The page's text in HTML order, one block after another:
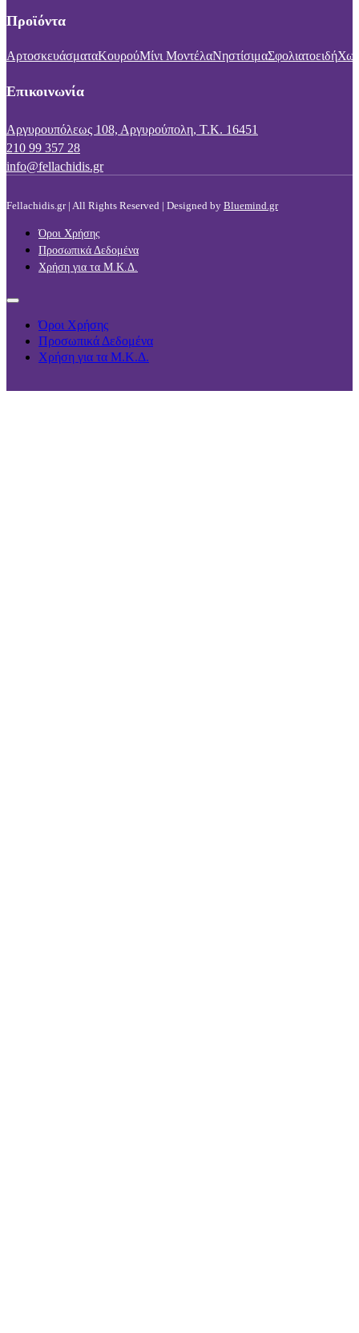
Προϊόντα
ΑρτοσκευάσματαΚουρούΜίνι ΜοντέλαΝηστίσιμαΣφολιατοειδή
Επικοινωνία
Αργυρουπόλεως 108, Αργυρούπολη, Τ.Κ. 16451
210 99 357 28
info@fellachidis.gr
Fellachidis.gr | All Rights Reserved | Designed by Bluemind.gr
Όροι Χρήσης
Προσωπικά Δεδομένα
Χρήση για τα Μ.Κ.Δ.
Όροι Χρήσης
Προσωπικά Δεδομένα
Χρήση για τα Μ.Κ.Δ.